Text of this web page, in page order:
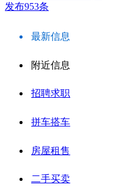
发布953条
最新信息
附近信息
招聘求职
拼车搭车
房屋租售
二手买卖